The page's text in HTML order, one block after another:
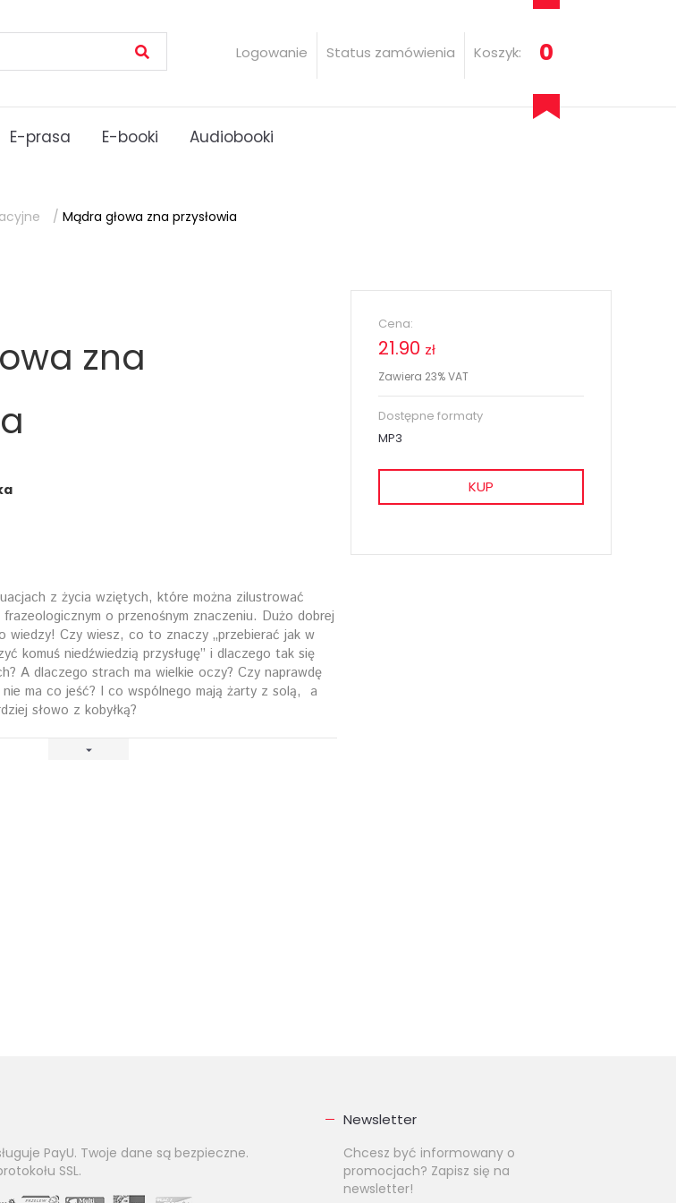
Logowanie Status zamówienia Koszyk: 0
E-prasa E-booki Audiobooki
/ Mądra głowa zna przysłowia
zna
z życia wziętych, które można zilustrować
frazeologicznym o przenośnym znaczeniu. Dużo dobrej
wiedzy! Czy wiesz, co to znaczy „przebierać jak w
komuś niedźwiedzią przysługę” i dlaczego tak się
A dlaczego strach ma wielkie oczy? Czy naprawdę
ma co jeść? I co wspólnego mają żarty z solą, a
słowo z kobyłką?
Cena:
21.90 zł
Zawiera 23% VAT
Dostępne formaty
MP3
KUP
PayU. Twoje dane są bezpieczne.
SSL.
Newsletter
Chcesz być informowany o
promocjach? Zapisz się na
newsletter!